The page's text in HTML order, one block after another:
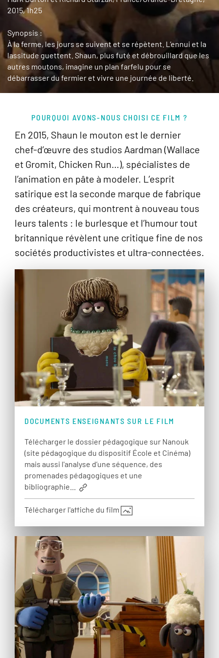
2015, 1h25
Synopsis :
À la ferme, les jours se suivent et se répètent. L’ennui et la
lassitude guettent. Shaun, plus futé et débrouillard que les
autres moutons, imagine un plan farfelu pour se
débarrasser du fermier et vivre une journée de liberté.
POURQUOI AVONS-NOUS CHOISI CE FILM ?
En 2015, Shaun le mouton est le dernier
chef-d’œuvre des studios Aardman (Wallace
et Gromit, Chicken Run…), spécialistes de
l’animation en pâte à modeler. L’esprit
satirique est la seconde marque de fabrique
des créateurs, qui montrent à nouveau tous
leurs talents : le burlesque et l’humour tout
britannique révèlent une critique fine de nos
sociétés productivistes et ultra-connectées.
DOCUMENTS ENSEIGNANTS SUR LE FILM
Télécharger le dossier pédagogique sur Nanouk
(site pédagogique du dispositif École et Cinéma)
mais aussi l'analyse d’une séquence, des
promenades pédagogiques et une
bibliographie...
Télécharger l'affiche du film